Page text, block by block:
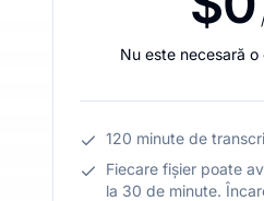
Nu este necesară
120 minute de
Fiecare fișier poate
la 30 de minute.